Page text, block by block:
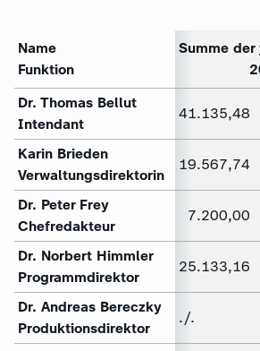
Name
Funktion
Summe der
Dr. Thomas Bellut
Intendant
41.135,48
Karin Brieden
Verwaltungsdirektorin
19.567,74
Dr. Peter Frey
Chefredakteur
7.200,00
Dr. Norbert Himmler
Programmdirektor
25.133,16
Dr. Andreas Bereczky
Produktionsdirektor
./.